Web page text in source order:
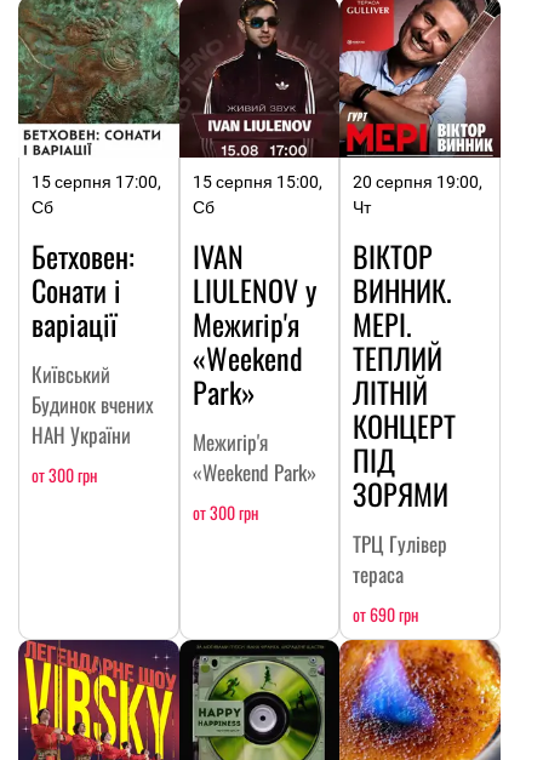
15 серпня 17:00,
Сб
Бетховен:
Сонати і
варіації
Київський
Будинок вчених
НАН України
от 300 грн
15 серпня 15:00,
Сб
IVAN
LIULENOV у
Межигір'я
«Weekend
Park»
Межигір'я
«Weekend Park»
от 300 грн
20 серпня 19:00,
Чт
ВІКТОР
ВИННИК.
МЕРІ.
ТЕПЛИЙ
ЛІТНІЙ
КОНЦЕРТ
ПІД
ЗОРЯМИ
ТРЦ Гулівер
тераса
от 690 грн